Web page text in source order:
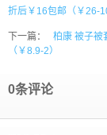
折后￥16包邮（￥26-
下一篇：
柏康 被子被
（￥8.9-2）
0条评论